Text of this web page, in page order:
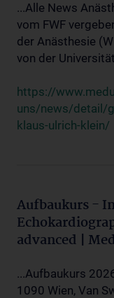
...Alle News
vom FWF
der Anästhesie
von der
https://
uns/news/detail/
klaus-ulrich-klein/
Aufbaukurs -
advanced |
...Aufbaukurs
1090 Wien, Van